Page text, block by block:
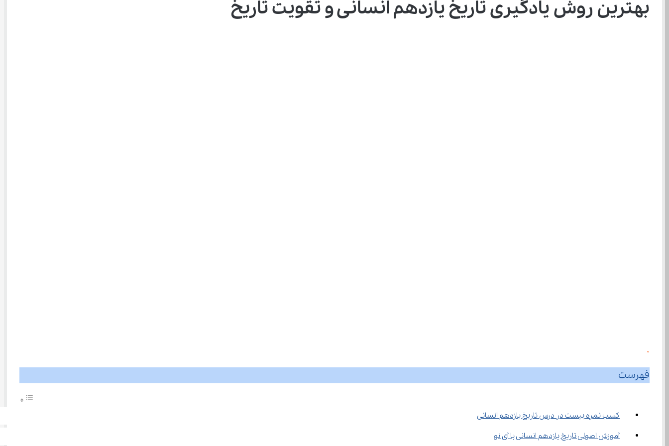
بهترین روش یادگیری تاریخ یازدهم انسانی و تقویت تاریخ
0
فهرست
کسب نمره بیست در درس تاریخ یازدهم انسانی
آموزش اصولی تاریخ یازدهم انسانی با آی نو